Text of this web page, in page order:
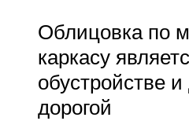
Облицовка по
каркасу
обустройстве
дорогой